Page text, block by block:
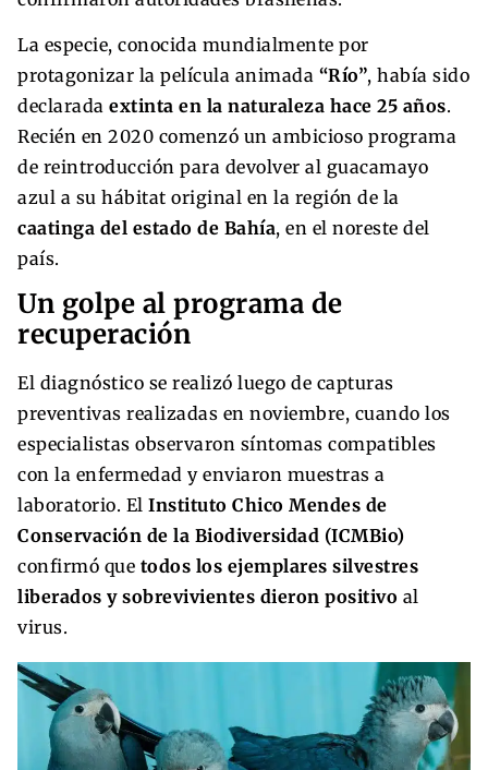
La especie, conocida mundialmente por
protagonizar la película animada “Río”, había sido
declarada extinta en la naturaleza hace 25 años.
Recién en 2020 comenzó un ambicioso programa
de reintroducción para devolver al guacamayo
azul a su hábitat original en la región de la
caatinga del estado de Bahía, en el noreste del
país.
Un golpe al programa de
recuperación
El diagnóstico se realizó luego de capturas
preventivas realizadas en noviembre, cuando los
especialistas observaron síntomas compatibles
con la enfermedad y enviaron muestras a
laboratorio. El Instituto Chico Mendes de
Conservación de la Biodiversidad (ICMBio)
confirmó que todos los ejemplares silvestres
liberados y sobrevivientes dieron positivo al
virus.